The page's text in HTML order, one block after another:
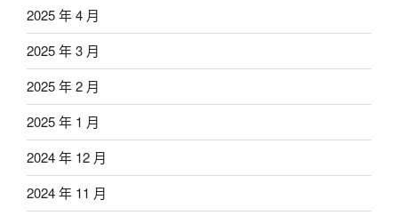
2025 年 4 月
2025 年 3 月
2025 年 2 月
2025 年 1 月
2024 年 12 月
2024 年 11 月